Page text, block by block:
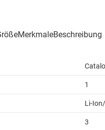
1
Li-
3